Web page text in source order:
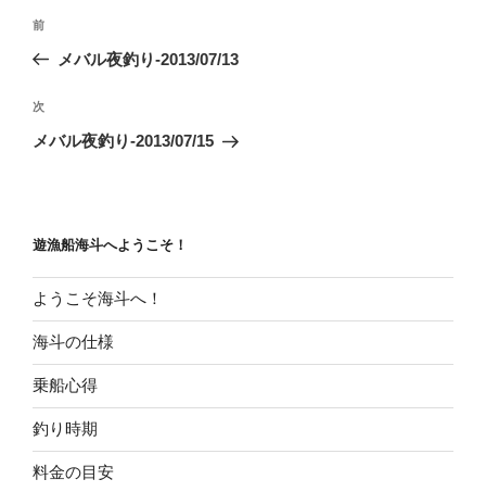
投
ビ
ゲ
ン
前
の
稿
前
メバル夜釣り-2013/07/13
次
の
次
メバル夜釣り-2013/07/15
遊漁船海斗へようこそ！
ようこそ海斗へ！
海斗の仕様
乗船心得
釣り時期
料金の目安